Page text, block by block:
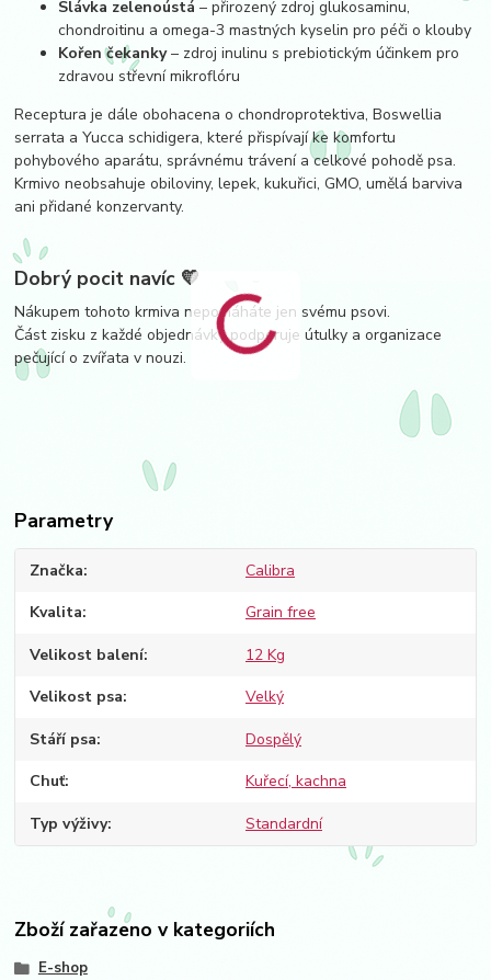
Slávka zelenoústá – přirozený zdroj glukosaminu,
chondroitinu a omega-3 mastných kyselin pro péči o klouby
Kořen čekanky– zdroj inulinu s prebiotickým účinkem pro
zdravou střevní mikroflóru
Receptura je dále obohacena o chondroprotektiva, Boswellia
serrata a Yucca schidigera, které přispívají ke komfortu
pohybového aparátu, správnému trávení a celkové pohodě psa.
Krmivo neobsahuje obiloviny, lepek, kukuřici, GMO, umělá barviva
ani přidané konzervanty.
Dobrý pocit navíc 💛
Nákupem tohoto krmiva nepomáháte jen svému psovi.
Část zisku z každé objednávky podporuje útulky a organizace
pečující o zvířata v nouzi.
Parametry
Značka Calibra
Kvalita Grain free
Velikost balení 12 Kg
Velikost psa Velký
Stáří psa Dospělý
Chuť Kuřecí, kachna
Typ výživy Standardní
Zboží zařazeno v kategoriích
E-shop